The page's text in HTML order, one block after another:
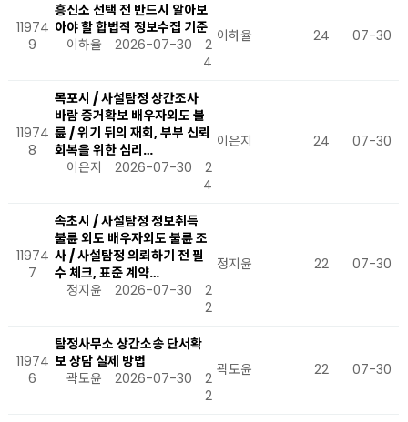
11974
9
흥신소 선택 전 반드시 알아보
아야 할 합법적 정보수집 기준
이하율
2026-07-30
2
4
이하율 24 07-30
11974
8
목포시 / 사설탐정 상간조사
바람 증거확보 배우자외도 불
륜 / 위기 뒤의 재회, 부부 신뢰
회복을 위한 심리…
이은지
2026-07-30
2
4
이은지 24 07-30
11974
7
속초시 / 사설탐정 정보취득
불륜 외도 배우자외도 불륜 조
사 / 사설탐정 의뢰하기 전 필
수 체크, 표준 계약…
정지윤
2026-07-30
2
2
정지윤 22 07-30
11974
6
탐정사무소 상간소송 단서확
보 상담 실제 방법
곽도윤
2026-07-30
2
2
곽도윤 22 07-30